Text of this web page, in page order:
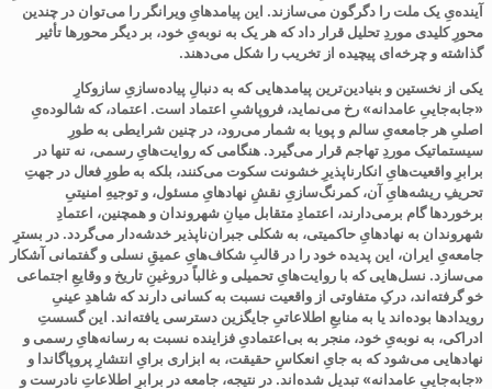
آینده‌یِ یک ملت را دگرگون می‌سازند. این پیامدهایِ ویرانگر را می‌توان در چندین
محورِ کلیدی موردِ تحلیل قرار داد که هر یک به نوبه‌یِ خود، بر دیگر محورها تأثیر
گذاشته و چرخه‌ای پیچیده از تخریب را شکل می‌دهند.
یکی از نخستین و بنیادین‌ترین پیامدهایی که به دنبالِ پیاده‌سازیِ سازوکارِ
«جابه‌جاییِ عامدانه» رخ می‌نماید، فروپاشیِ اعتماد است. اعتماد، که شالوده‌یِ
اصلیِ هر جامعه‌یِ سالم و پویا به شمار می‌رود، در چنین شرایطی به طورِ
سیستماتیک موردِ تهاجم قرار می‌گیرد. هنگامی که روایت‌هایِ رسمی، نه تنها در
برابرِ واقعیت‌هایِ انکارناپذیرِ خشونت سکوت می‌کنند، بلکه به طورِ فعال در جهتِ
تحریفِ ریشه‌هایِ آن، کمرنگ‌سازیِ نقشِ نهادهایِ مسئول، و توجیهِ امنیتیِ
برخوردها گام برمی‌دارند، اعتمادِ متقابل میانِ شهروندان و همچنین، اعتمادِ
شهروندان به نهادهایِ حاکمیتی، به شکلی جبران‌ناپذیر خدشه‌دار می‌گردد. در بسترِ
جامعه‌یِ ایران، این پدیده خود را در قالبِ شکاف‌هایِ عمیقِ نسلی و گفتمانی آشکار
می‌سازد. نسل‌هایی که با روایت‌هایِ تحمیلی و غالباً دروغینِ تاریخ و وقایعِ اجتماعی
خو گرفته‌اند، درکِ متفاوتی از واقعیت نسبت به کسانی دارند که شاهدِ عینیِ
رویدادها بوده‌اند یا به منابعِ اطلاعاتیِ جایگزین دسترسی یافته‌اند. این گسستِ
ادراکی، به نوبه‌یِ خود، منجر به بی‌اعتمادیِ فزاینده نسبت به رسانه‌هایِ رسمی و
نهادهایی می‌شود که به جایِ انعکاسِ حقیقت، به ابزاری برایِ انتشارِ پروپاگاندا و
«جابه‌جاییِ عامدانه» تبدیل شده‌اند. در نتیجه، جامعه در برابرِ اطلاعاتِ نادرست و